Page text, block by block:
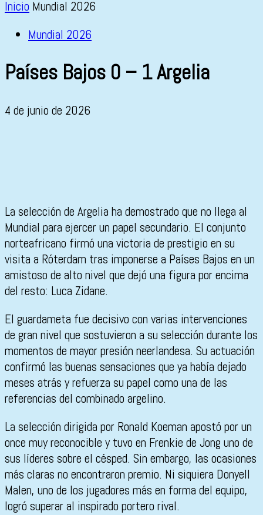
Inicio Mundial 2026
Mundial 2026
Países Bajos 0 – 1 Argelia
4 de junio de 2026
La selección de Argelia ha demostrado que no llega al
Mundial para ejercer un papel secundario. El conjunto
norteafricano firmó una victoria de prestigio en su
visita a Róterdam tras imponerse a Países Bajos en un
amistoso de alto nivel que dejó una figura por encima
del resto: Luca Zidane.
El guardameta fue decisivo con varias intervenciones
de gran nivel que sostuvieron a su selección durante los
momentos de mayor presión neerlandesa. Su actuación
confirmó las buenas sensaciones que ya había dejado
meses atrás y refuerza su papel como una de las
referencias del combinado argelino.
La selección dirigida por Ronald Koeman apostó por un
once muy reconocible y tuvo en Frenkie de Jong uno de
sus líderes sobre el césped. Sin embargo, las ocasiones
más claras no encontraron premio. Ni siquiera Donyell
Malen, uno de los jugadores más en forma del equipo,
logró superar al inspirado portero rival.